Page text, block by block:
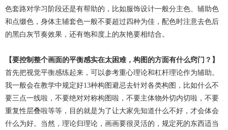
色套路对学习阶段还是有帮助的，比如服饰设计一般分主色、辅助色
和点缀色，身体主辅套色一般不要超过四种为佳，配色时注意去色后
的黑白灰节奏效果，还有饱和度上的灰艳要相结合。
【要控制整个画面的平衡感实在太困难，构图的方面有什么窍门？】
首先把视觉平衡感练起来，可以参考重心理论和杠杆理论作为辅助。
我一般会在教学中规定好13种构图避忌去针对各类构图，比如什么不
要三点一线啦，不要绝对对称构图啦，不要主体物外切内切啦，不要
重复性层叠啦等等，目的就是为了让大家先知道什么不好，才会体会
什么为好。当然，理论归理论，画画要很灵活的，规定死的东西适当